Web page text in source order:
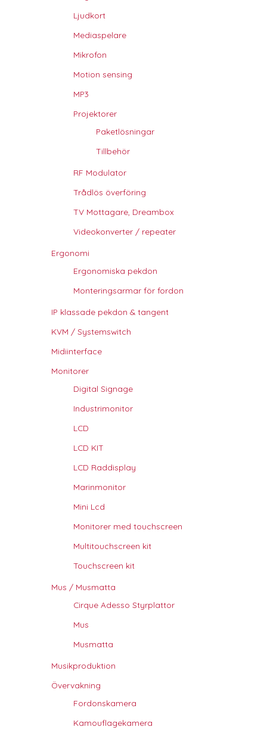
Ljudkort
Mediaspelare
Mikrofon
Motion sensing
MP3
Projektorer
Paketlösningar
Tillbehör
RF Modulator
Trådlös överföring
TV Mottagare, Dreambox
Videokonverter / repeater
Ergonomi
Ergonomiska pekdon
Monteringsarmar för fordon
IP klassade pekdon & tangent
KVM / Systemswitch
Midiinterface
Monitorer
Digital Signage
Industrimonitor
LCD
LCD KIT
LCD Raddisplay
Marinmonitor
Mini Lcd
Monitorer med touchscreen
Multitouchscreen kit
Touchscreen kit
Mus / Musmatta
Cirque Adesso Styrplattor
Mus
Musmatta
Musikproduktion
Övervakning
Fordonskamera
Kamouflagekamera